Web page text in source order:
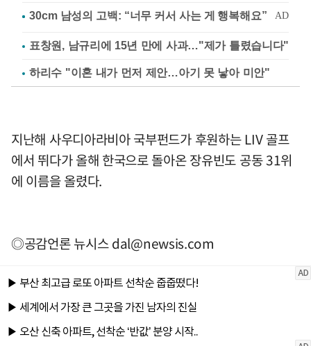
표창원, 남규리에 15년 만에 사과…"제가 틀렸습니다"
하리수 "이혼 내가 먼저 제안…아기 못 낳아 미안"
지난해 사우디아라비아 국부펀드가 후원하는 LIV 골프
에서 뛰다가 올해 한국으로 돌아온 장유빈도 공동 31위
에 이름을 올렸다.
◎공감언론 뉴시스dal@newsis.com